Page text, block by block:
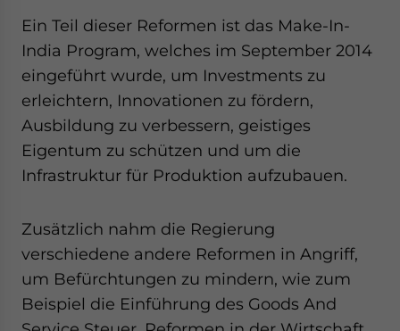
Ein Teil dieser Reformen ist das Make-In-
India Program, welches im September 2014
eingeführt wurde, um Investments zu
erleichtern, Innovationen zu fördern,
Ausbildung zu verbessern, geistiges
Eigentum zu schützen und um die
Infrastruktur für Produktion aufzubauen.
Zusätzlich nahm die Regierung
verschiedene andere Reformen in Angriff,
um Befürchtungen zu mindern, wie zum
Beispiel die Einführung des Goods And